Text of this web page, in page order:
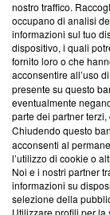
News, sui nostri
creare news di
‘Trust Project -
ancora membro
parte; Trust
conformità agli
Su di noi
Team editoriale
Corporate
Redazione
nostro traffico.
occupano di analisi
informazioni sul tuo
dispositivo, i quali
fornito loro o che
acconsentire all’uso
presente su questo
eventualmente
parte dei partner
Chiudendo questo
acconsenti al
l’utilizzo di cookie o
Noi e i nostri partner
informazioni su
selezione della
Utilizzare profili per